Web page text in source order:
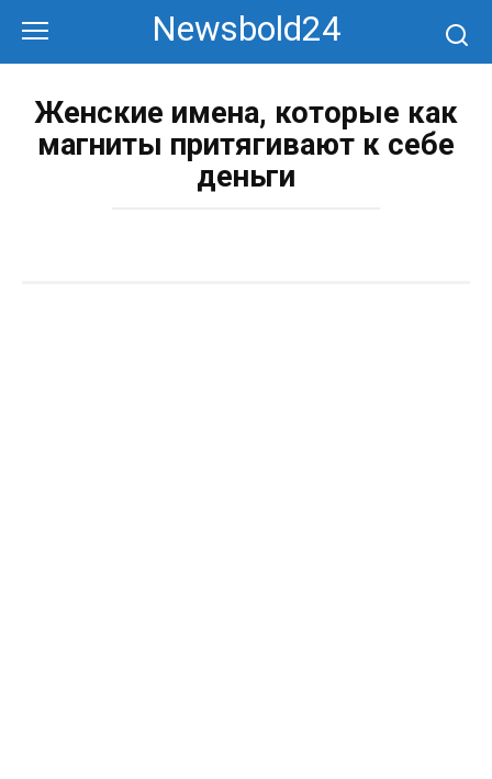
контенту
Newsbold24
Женские имена, которые как
магниты притягивают к себе
деньги